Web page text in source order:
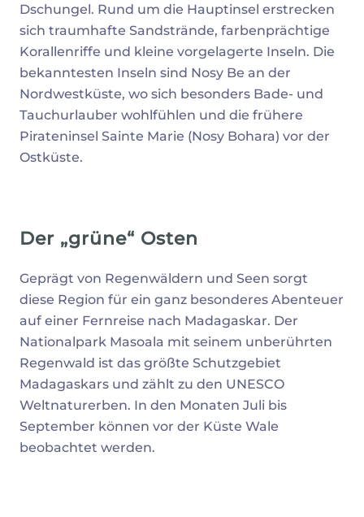
Dschungel. Rund um die Hauptinsel erstrecken
sich traumhafte Sandstrände, farbenprächtige
Korallenriffe und kleine vorgelagerte Inseln. Die
bekanntesten Inseln sind Nosy Be an der
Nordwestküste, wo sich besonders Bade- und
Tauchurlauber wohlfühlen und die frühere
Pirateninsel Sainte Marie (Nosy Bohara) vor der
Ostküste.
Der „grüne“ Osten
Geprägt von Regenwäldern und Seen sorgt
diese Region für ein ganz besonderes Abenteuer
auf einer Fernreise nach Madagaskar. Der
Nationalpark Masoala mit seinem unberührten
Regenwald ist das größte Schutzgebiet
Madagaskars und zählt zu den UNESCO
Weltnaturerben. In den Monaten Juli bis
September können vor der Küste Wale
beobachtet werden.